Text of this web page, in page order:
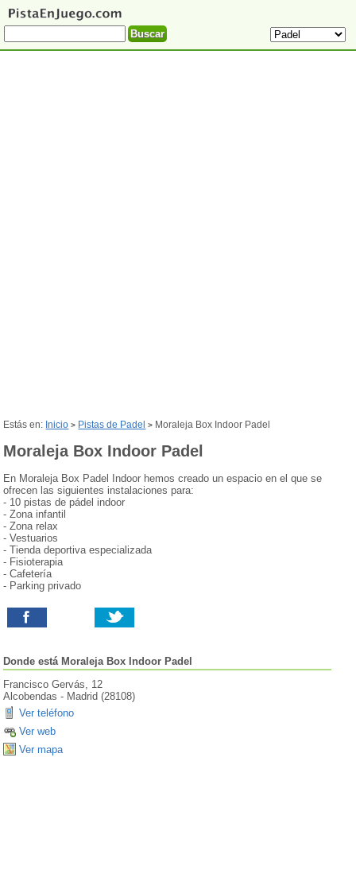
Estás en: Inicio > Pistas de Padel > Moraleja Box Indoor Padel
Moraleja Box Indoor Padel
En Moraleja Box Padel Indoor hemos creado un espacio en el que se
ofrecen las siguientes instalaciones para:
- 10 pistas de pádel indoor
- Zona infantil
- Zona relax
- Vestuarios
- Tienda deportiva especializada
- Fisioterapia
- Cafetería
- Parking privado
Donde está Moraleja Box Indoor Padel
Francisco Gervás, 12
Alcobendas - Madrid (28108)
Ver teléfono
Ver web
Ver mapa